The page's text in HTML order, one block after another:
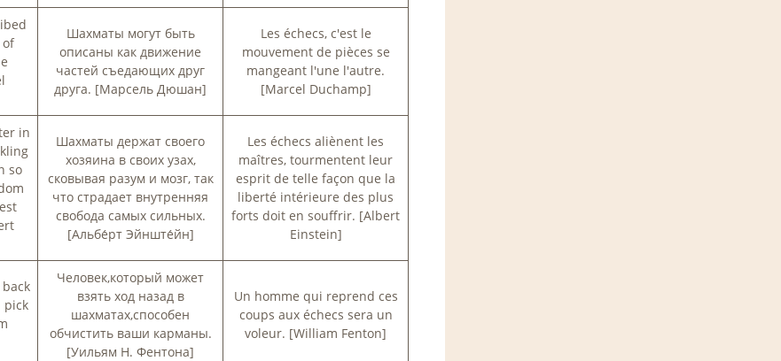
of
Шахматы могут быть
описаны как движение
частей съедающих друг
друга. [Марсель Дюшан]
Les échecs, c'est le
mouvement de pièces se
mangeant l'une l'autre.
[Marcel Duchamp]
in
so
Шахматы держат своего
хозяина в своих узах,
сковывая разум и мозг, так
что страдает внутренняя
свобода самых сильных.
[Альбе́рт Эйнште́йн]
Les échecs aliènent les
maîtres, tourmentent leur
esprit de telle façon que la
liberté intérieure des plus
forts doit en souffrir. [Albert
Einstein]
pick
Человек,который может
взять ход назад в
шахматах,способен
обчистить ваши карманы.
[Уильям Н. Фентона]
Un homme qui reprend ces
coups aux échecs sera un
voleur. [William Fenton]